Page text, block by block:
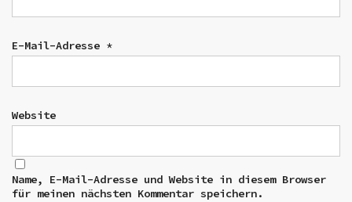
E-Mail-Adresse *
Website
Name, E-Mail-Adresse und Website in diesem Browser
für meinen nächsten Kommentar speichern.